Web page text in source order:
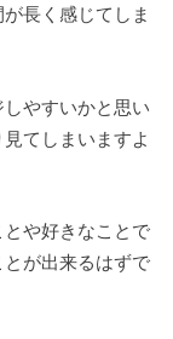
長く感じてしま
やすいかと思い
てしまいますよ
や好きなことで
が出来るはずで